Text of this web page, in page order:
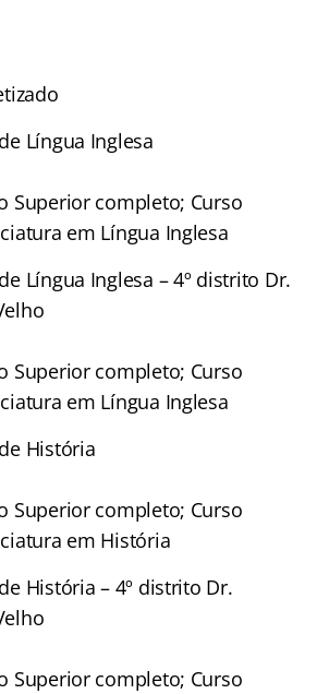
Língua Inglesa
Superior completo; Curso
em Língua Inglesa
Língua Inglesa – 4º distrito Dr.
Superior completo; Curso
em Língua Inglesa
História
Superior completo; Curso
em História
História – 4º distrito Dr.
Superior completo; Curso